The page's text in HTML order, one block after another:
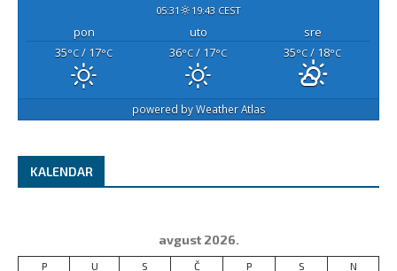
05:31 19:43 CEST
pon uto
sre
35°C / 17°C 36°C / 17°C 35°C / 18°C
powered byWeather Atlas
KALENDAR
avgust 2026.
P U S Č P S N